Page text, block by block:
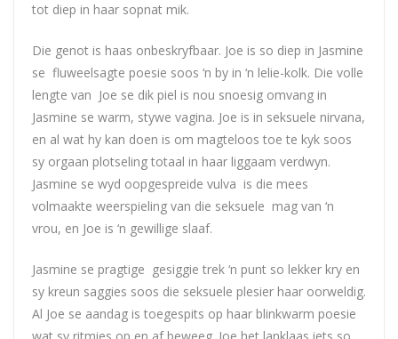
tot diep in haar sopnat mik.
Die genot is haas onbeskryfbaar. Joe is so diep in Jasmine
se fluweelsagte poesie soos ‘n by in ‘n lelie-kolk. Die volle
lengte van Joe se dik piel is nou snoesig omvang in
Jasmine se warm, stywe vagina. Joe is in seksuele nirvana,
en al wat hy kan doen is om magteloos toe te kyk soos
sy orgaan plotseling totaal in haar liggaam verdwyn.
Jasmine se wyd oopgespreide vulva is die mees
volmaakte weerspieling van die seksuele mag van ‘n
vrou, en Joe is ‘n gewillige slaaf.
Jasmine se pragtige gesiggie trek ‘n punt so lekker kry en
sy kreun saggies soos die seksuele plesier haar oorweldig.
Al Joe se aandag is toegespits op haar blinkwarm poesie